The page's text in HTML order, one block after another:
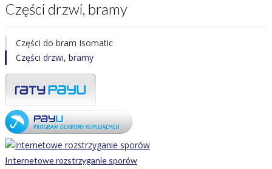
Części drzwi, bramy
Części do bram Isomatic
Części drzwi, bramy
Internetowe rozstrzyganie sporów